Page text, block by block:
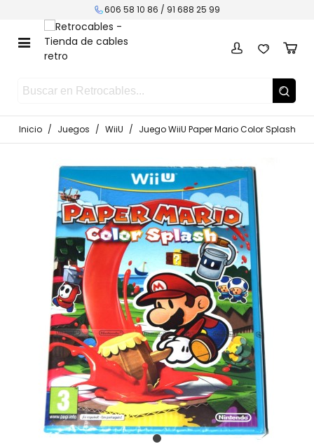
606 58 10 86 / 91 688 25 99
Inicio / Juegos / WiiU / Juego WiiU Paper Mario Color Splash